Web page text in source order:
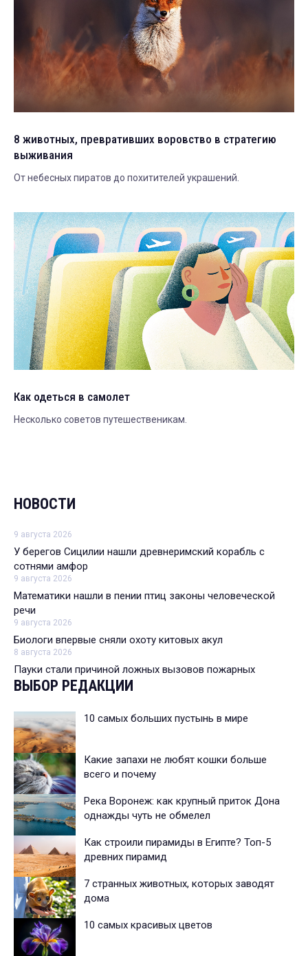
8 животных, превративших воровство в стратегию
выживания
От небесных пиратов до похитителей украшений.
Как одеться в самолет
Несколько советов путешественикам.
НОВОСТИ
9 августа 2026
У берегов Сицилии нашли древнеримский корабль с
сотнями амфор
9 августа 2026
Математики нашли в пении птиц законы человеческой
речи
9 августа 2026
Биологи впервые сняли охоту китовых акул
8 августа 2026
Пауки стали причиной ложных вызовов пожарных
ВЫБОР РЕДАКЦИИ
10 самых больших пустынь в мире
Какие запахи не любят кошки больше
всего и почему
Река Воронеж: как крупный приток Дона
однажды чуть не обмелел
Как строили пирамиды в Египте? Топ-5
древних пирамид
7 странных животных, которых заводят
дома
10 самых красивых цветов